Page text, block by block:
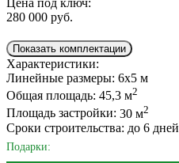
280 000 руб.
Показать комплектации
Характеристики:
Линейные размеры: 6х5 м
Общая площадь: 45,3 м2
Площадь застройки: 30 м2
Сроки строительства: до 6 дней
Подарки: